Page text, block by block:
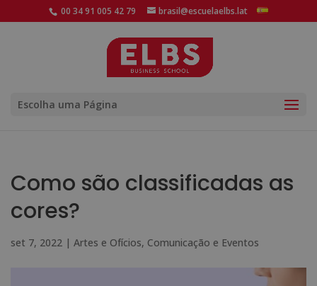
00 34 91 005 42 79 brasil@escuelaelbs.lat
Escolha uma Página
Como são classificadas as
cores?
set 7, 2022 | Artes e Ofícios, Comunicação e Eventos